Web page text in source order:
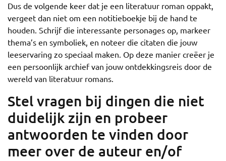
Dus de volgende keer dat je een literatuur roman oppakt,
vergeet dan niet om een notitieboekje bij de hand te
houden. Schrijf die interessante personages op, markeer
thema’s en symboliek, en noteer die citaten die jouw
leeservaring zo speciaal maken. Op deze manier creëer je
een persoonlijk archief van jouw ontdekkingsreis door de
wereld van literatuur romans.
Stel vragen bij dingen die niet
duidelijk zijn en probeer
antwoorden te vinden door
meer over de auteur en/of